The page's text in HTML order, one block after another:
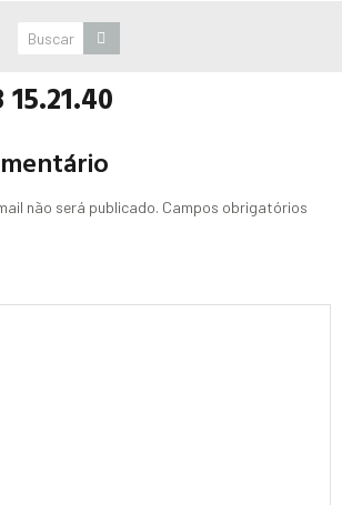
não será publicado. Campos obrigatórios